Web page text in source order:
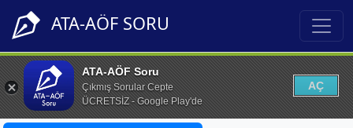
ATA-AÖF SORU
ATA-AÖF Soru
Çıkmış Sorular Cepte
ÜCRETSİZ - Google Play'de
AÇ